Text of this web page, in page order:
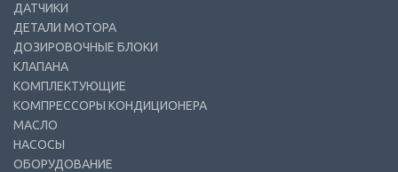
ДАТЧИКИ
ДЕТАЛИ МОТОРА
ДОЗИРОВОЧНЫЕ БЛОКИ
КЛАПАНА
КОМПЛЕКТУЮЩИЕ
КОМПРЕССОРЫ КОНДИЦИОНЕРА
МАСЛО
НАСОСЫ
ОБОРУДОВАНИЕ